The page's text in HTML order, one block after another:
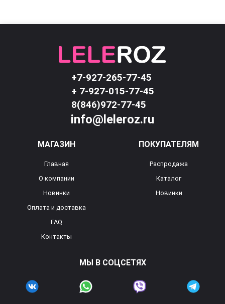
+7-927-265-77-45
+ 7-927-015-77-45
8(846)972-77-45
info@leleroz.ru
МАГАЗИН
Главная
О компании
Новинки
Оплата и доставка
FAQ
Контакты
ПОКУПАТЕЛЯМ
Распродажа
Каталог
Новинки
МЫ В СОЦСЕТЯХ